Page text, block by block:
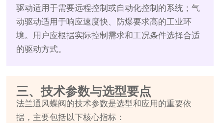
驱动适用于需要远程控制或自动化控制的系统；气
动驱动适用于响应速度快、防爆要求高的工业环
境。用户应根据实际控制需求和工况条件选择合适
的驱动方式。
三、技术参数与选型要点
法兰通风蝶阀的技术参数是选型和应用的重要依
据，主要包括以下核心指标：